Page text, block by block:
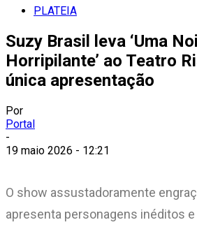
PLATEIA
Suzy Brasil leva ‘Uma
Horripilante’ ao Teatro
única apresentação
Por
Portal
-
19 maio 2026 - 12:21
O show assustadoramente
apresenta personagens inéditos